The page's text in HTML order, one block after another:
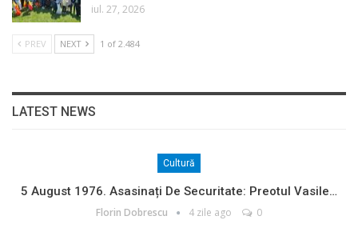
iul. 27, 2026
PREV NEXT 1 of 2.484
LATEST NEWS
Cultură
5 August 1976. Asasinați De Securitate: Preotul Vasile…
Florin Dobrescu 4 zile ago 0